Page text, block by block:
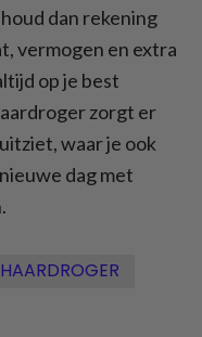
dan rekening
vermogen en extra
op je best
zorgt er
waar je ook
dag met